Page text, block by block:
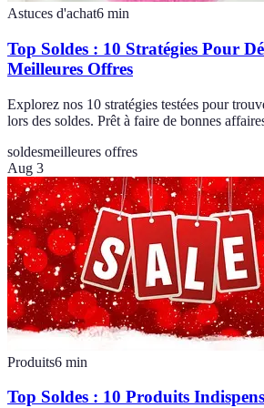
Astuces d'achat6 min
Top Soldes : 10 Stratégies Pour
Meilleures Offres
Explorez nos 10 stratégies testées pour
lors des soldes. Prêt à faire de bonnes
soldesmeilleures offres
Aug 3
Produits6 min
Top Soldes : 10 Produits